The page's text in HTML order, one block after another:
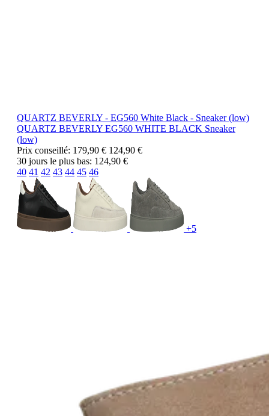
QUARTZ BEVERLY - EG560 White Black - Sneaker (low)
QUARTZ BEVERLY EG560 WHITE BLACK Sneaker
(low)
Prix conseillé: 179,90 € 124,90 €
30 jours le plus bas: 124,90 €
40 41 42 43 44 45 46
+5